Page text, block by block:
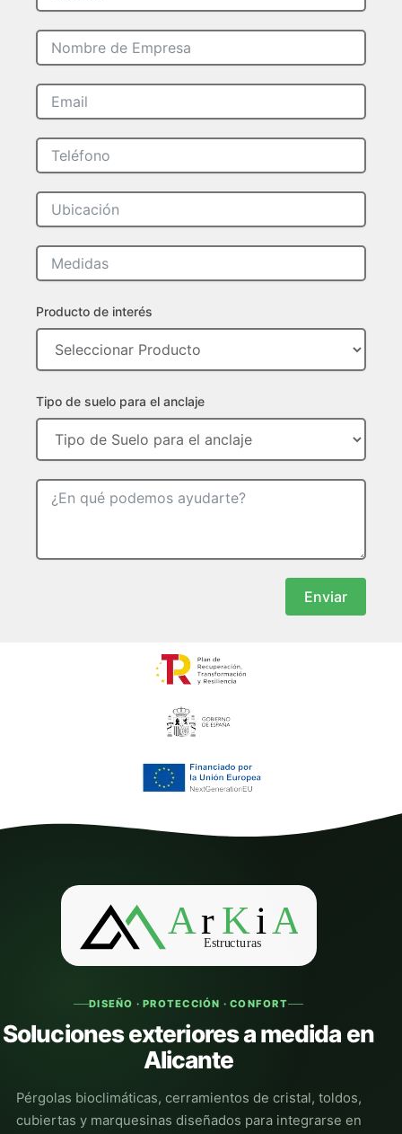
Producto de interés
Tipo de suelo para el anclaje
Enviar
DISEÑO · PROTECCIÓN · CONFORT
Soluciones exteriores a medida en
Alicante
Pérgolas bioclimáticas, cerramientos de cristal, toldos,
cubiertas y marquesinas diseñados para integrarse en